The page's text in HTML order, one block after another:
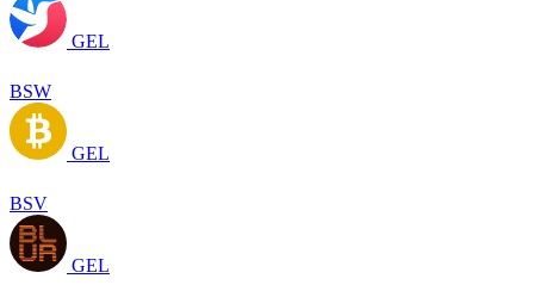
GEL
BSW
GEL
BSV
GEL